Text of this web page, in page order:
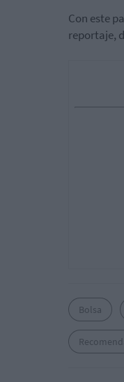
Con este
reportaje,
Bolsa